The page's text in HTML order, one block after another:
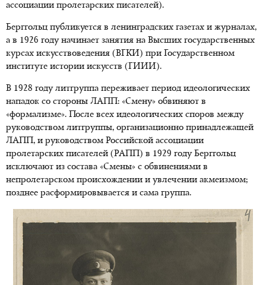
ассоциации пролетарских писателей).
Берггольц публикуется в ленинградских газетах и журналах,
а в 1926 году начинает занятия на Высших государственных
курсах искусствоведения (ВГКИ) при Государственном
институте истории искусств (ГИИИ).
В 1928 году литгруппа переживает период идеологических
нападок со стороны ЛАПП: «Смену» обвиняют в
«формализме». После всех идеологических споров между
руководством литгруппы, организационно принадлежащей
ЛАПП, и руководством Российской ассоциации
пролетарских писателей (РАПП) в 1929 году Берггольц
исключают из состава «Смены» с обвинениями в
непролетарском происхождении и увлечении акмеизмом;
позднее расформировывается и сама группа.